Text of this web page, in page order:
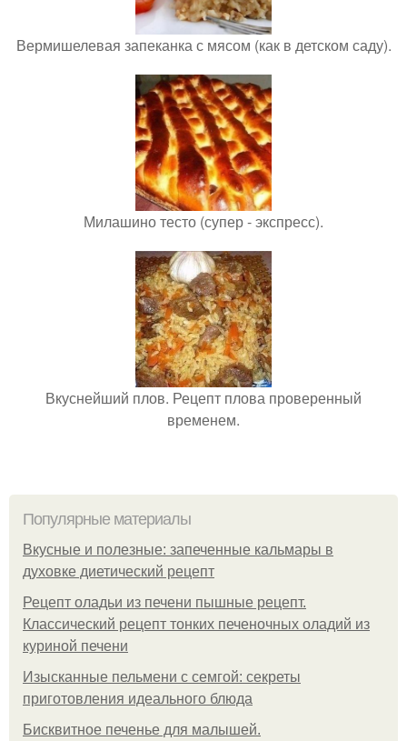
Вермишелевая запеканка с мясом (как в детском саду).
Милашино тесто (супер - экспресс).
Вкуснейший плов. Рецепт плова проверенный
временем.
Популярные материалы
Вкусные и полезные: запеченные кальмары в
духовке диетический рецепт
Рецепт оладьи из печени пышные рецепт.
Классический рецепт тонких печеночных оладий из
куриной печени
Изысканные пельмени с семгой: секреты
приготовления идеального блюда
Бисквитное печенье для малышей.